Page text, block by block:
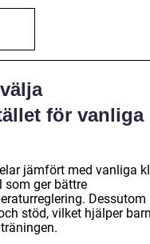
för vanliga
jämfört med vanliga
som ger bättre
Dessutom
stöd, vilket hjälper